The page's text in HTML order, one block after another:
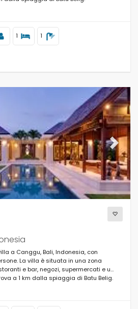
1 1
Next
a Canggu, Bali, Indonesia, con
La villa è situata in una zona
e bar, negozi, supermercati e un
a 1 km dalla spiaggia di Batu Belig.